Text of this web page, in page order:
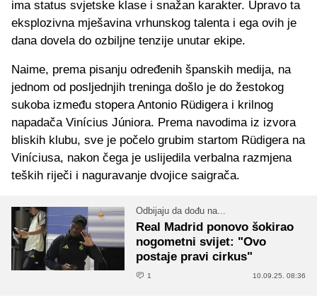
ima status svjetske klase i snažan karakter. Upravo ta
eksplozivna mješavina vrhunskog talenta i ega ovih je
dana dovela do ozbiljne tenzije unutar ekipe.
Naime, prema pisanju određenih španskih medija, na
jednom od posljednjih treninga došlo je do žestokog
sukoba između stopera Antonio Rüdigera i krilnog
napadača Vinícius Júniora. Prema navodima iz izvora
bliskih klubu, sve je počelo grubim startom Rüdigera na
Viníciusa, nakon čega je uslijedila verbalna razmjena
teških riječi i naguravanje dvojice saigrača.
Odbijaju da dođu na...
Real Madrid ponovo šokirao
nogometni svijet: "Ovo
postaje pravi cirkus"
1 10.09.25. 08:36